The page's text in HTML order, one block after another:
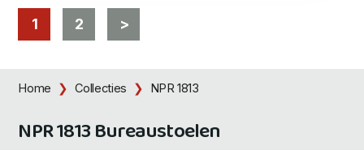
1 2 >
Home Collecties NPR 1813
NPR 1813 Bureaustoelen